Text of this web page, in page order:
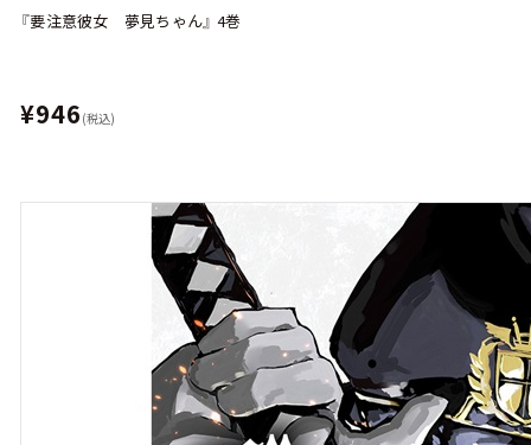
『要注意彼女 夢見ちゃん』 4巻
¥946 (税込)